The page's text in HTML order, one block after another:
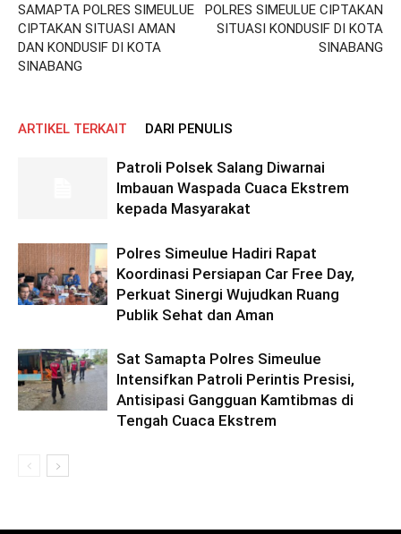
SAMAPTA POLRES SIMEULUE
CIPTAKAN SITUASI AMAN
DAN KONDUSIF DI KOTA
SINABANG
POLRES SIMEULUE CIPTAKAN
SITUASI KONDUSIF DI KOTA
SINABANG
ARTIKEL TERKAIT DARI PENULIS
Patroli Polsek Salang Diwarnai
Imbauan Waspada Cuaca Ekstrem
kepada Masyarakat
Polres Simeulue Hadiri Rapat
Koordinasi Persiapan Car Free Day,
Perkuat Sinergi Wujudkan Ruang
Publik Sehat dan Aman
Sat Samapta Polres Simeulue
Intensifkan Patroli Perintis Presisi,
Antisipasi Gangguan Kamtibmas di
Tengah Cuaca Ekstrem